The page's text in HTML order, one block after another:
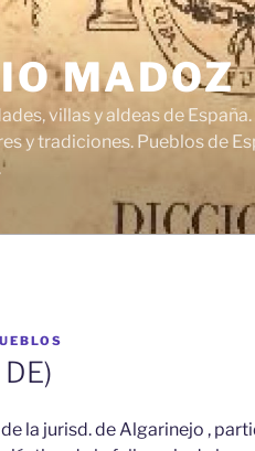
MADOZ
villas y aldeas de
y tradiciones. Pueblos de
la jurisd. de Algarinejo ,